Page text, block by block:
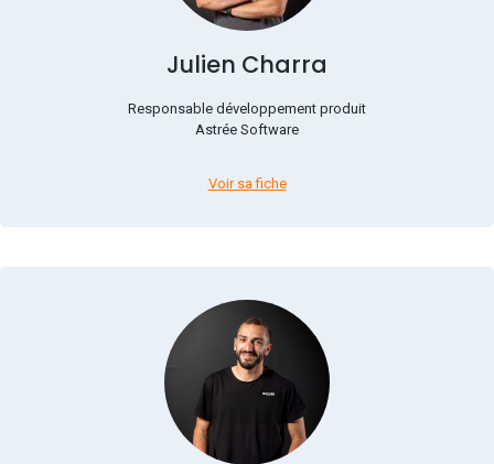
Julien Charra
Responsable développement produit
Astrée Software
Voir sa fiche